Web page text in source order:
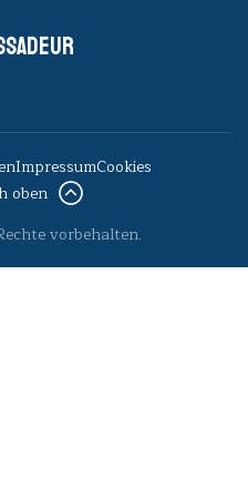
vorbehalten.
ImpressumCookies
oben